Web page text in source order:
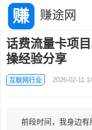
赚途网
话费流量卡项
操经验分享
互联网行业 2026-02-11
前段时间，我身边